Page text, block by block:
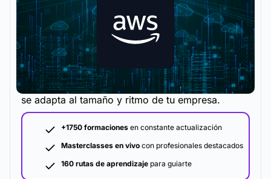
La metodología y plataforma de formación que
se adapta al tamaño y ritmo de tu empresa.
+1750 formaciones en constante actualización
Masterclasses en vivo con profesionales destacados
160 rutas de aprendizaje para guiarte